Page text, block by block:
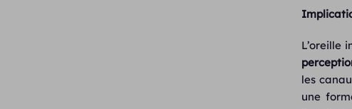
L’oreille
les
une